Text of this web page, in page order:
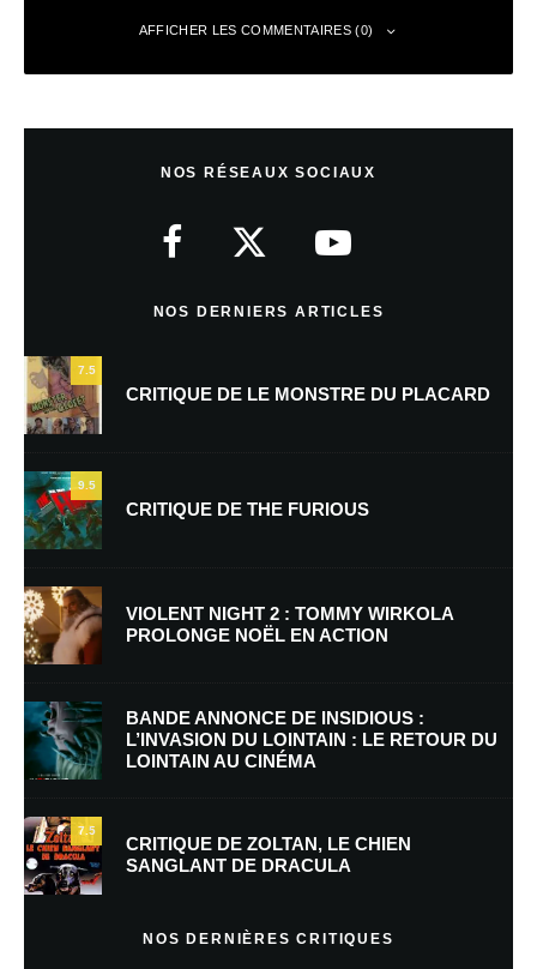
AFFICHER LES COMMENTAIRES (0)
Nom*
E-mail *
Enregistrer mon nom, mon e-mail et mon site dans le navigateur pour
mon prochain commentaire.
Prévenez-moi de tous les nouveaux commentaires par e-mail.
Prévenez-moi de tous les nouveaux articles par e-mail.
NOS RÉSEAUX SOCIAUX
NOS DERNIERS ARTICLES
7.5
CRITIQUE DE LE MONSTRE DU PLACARD
9.5
CRITIQUE DE THE FURIOUS
VIOLENT NIGHT 2 : TOMMY WIRKOLA
PROLONGE NOËL EN ACTION
BANDE ANNONCE DE INSIDIOUS :
L’INVASION DU LOINTAIN : LE RETOUR DU
LOINTAIN AU CINÉMA
7.5
CRITIQUE DE ZOLTAN, LE CHIEN
SANGLANT DE DRACULA
NOS DERNIÈRES CRITIQUES